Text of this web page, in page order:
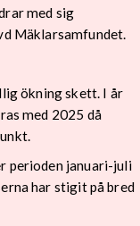
med sig
Mäklarsamfundet.
ökning skett. I år
med 2025 då
perioden januari-juli
har stigit på bred